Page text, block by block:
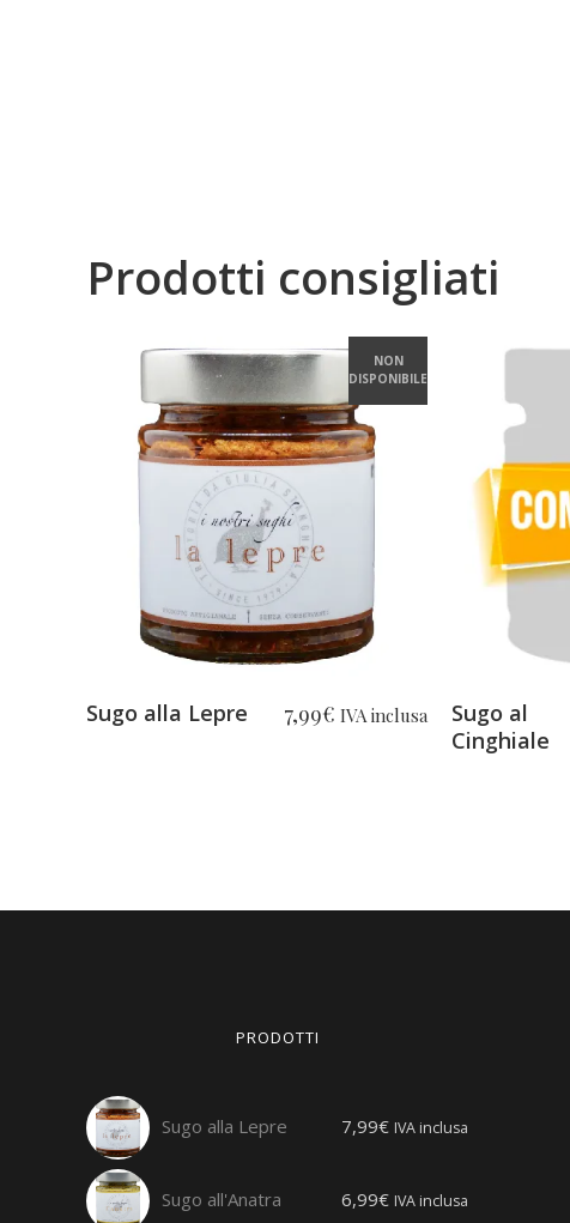
Prodotti consigliati
NON
DISPONIBILE
LEGGI DI PIÙ
Sugo alla Lepre 7,99€ IVA inclusa
Sugo al
Cinghiale
PRODOTTI
Sugo alla Lepre 7,99€ IVA inclusa
Sugo all'Anatra 6,99€ IVA inclusa